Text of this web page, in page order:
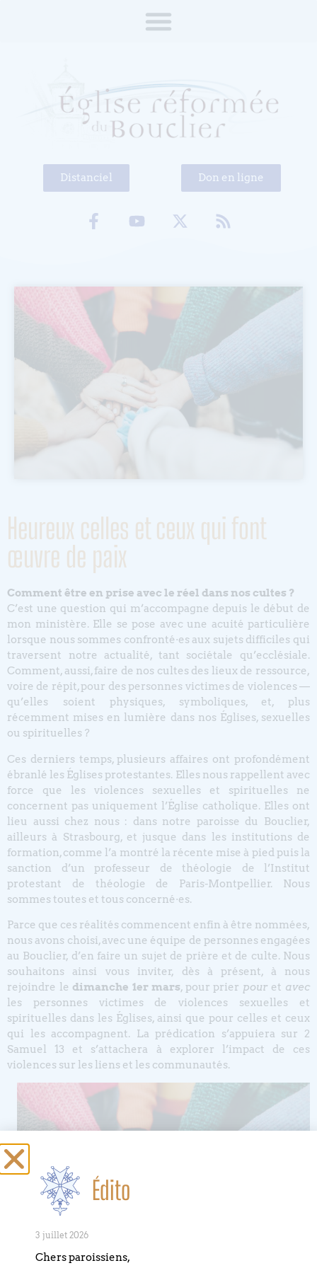
Distanciel Don en ligne
Heureux celles et ceux qui font
œuvre de paix
Comment être en prise avec le réel dans nos cultes ?
C’est une question qui m’accompagne depuis le début de
mon ministère. Elle se pose avec une acuité particulière
lorsque nous sommes confronté·es aux sujets difficiles qui
traversent notre actualité, tant sociétale qu’ecclésiale.
Comment, aussi, faire de nos cultes des lieux de ressource,
voire de répit, pour des personnes victimes de violences —
qu’elles soient physiques, symboliques, et, plus
récemment mises en lumière dans nos Églises, sexuelles
ou spirituelles ?
Ces derniers temps, plusieurs affaires ont profondément
ébranlé les Églises protestantes. Elles nous rappellent avec
force que les violences sexuelles et spirituelles ne
concernent pas uniquement l’Église catholique. Elles ont
lieu aussi chez nous : dans notre paroisse du Bouclier,
ailleurs à Strasbourg, et jusque dans les institutions de
formation, comme l’a montré la récente mise à pied puis la
sanction d’un professeur de théologie de l’Institut
protestant de théologie de Paris-Montpellier. Nous
sommes toutes et tous concerné·es.
Parce que ces réalités commencent enfin à être nommées,
nous avons choisi, avec une équipe de personnes engagées
au Bouclier, d’en faire un sujet de prière et de culte. Nous
souhaitons ainsi vous inviter, dès à présent, à nous
rejoindre le dimanche 1er mars, pour prier pour et avec
les personnes victimes de violences sexuelles et
spirituelles dans les Églises, ainsi que pour celles et ceux
qui les accompagnent. La prédication s’appuiera sur 2
Samuel 13 et s’attachera à explorer l’impact de ces
violences sur les liens et les communautés.
Édito
3 juillet 2026
Chers paroissiens,